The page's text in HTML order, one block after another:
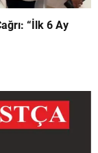
“İlk 6 Ay